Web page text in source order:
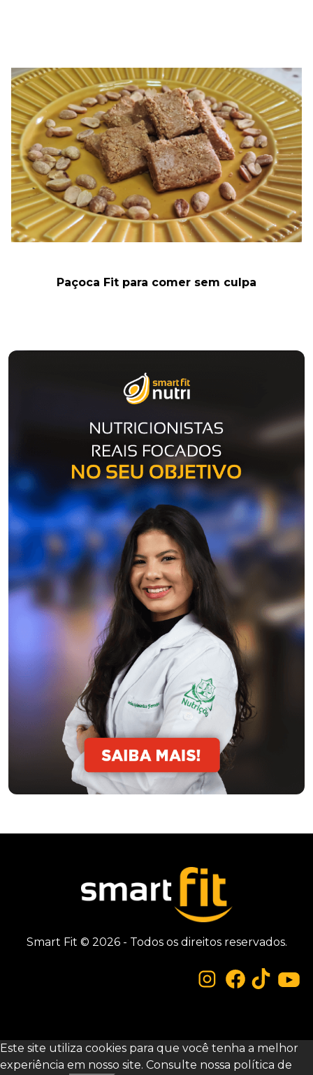
Paçoca Fit para comer sem culpa
Smart Fit © 2026 - Todos os direitos reservados.
Este site utiliza cookies para que você tenha a melhor
experiência em nosso site. Consulte nossa política de